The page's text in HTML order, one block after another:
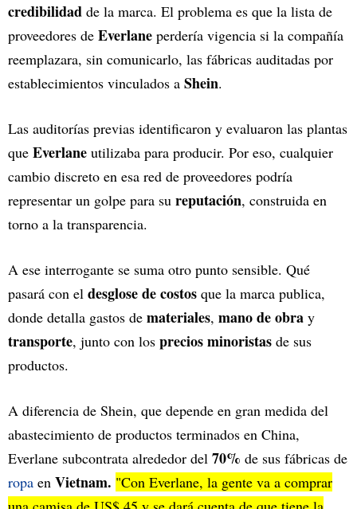
credibilidad de la marca. El problema es que la lista de
proveedores de Everlane perdería vigencia si la compañía
reemplazara, sin comunicarlo, las fábricas auditadas por
establecimientos vinculados a Shein.
Las auditorías previas identificaron y evaluaron las plantas
que Everlane utilizaba para producir. Por eso, cualquier
cambio discreto en esa red de proveedores podría
representar un golpe para su reputación, construida en
torno a la transparencia.
A ese interrogante se suma otro punto sensible. Qué
pasará con el desglose de costos que la marca publica,
donde detalla gastos de materiales, mano de obra y
transporte, junto con los precios minoristas de sus
productos.
A diferencia de Shein, que depende en gran medida del
abastecimiento de productos terminados en China,
Everlane subcontrata alrededor del 70% de sus fábricas de
ropa en Vietnam. "Con Everlane, la gente va a comprar